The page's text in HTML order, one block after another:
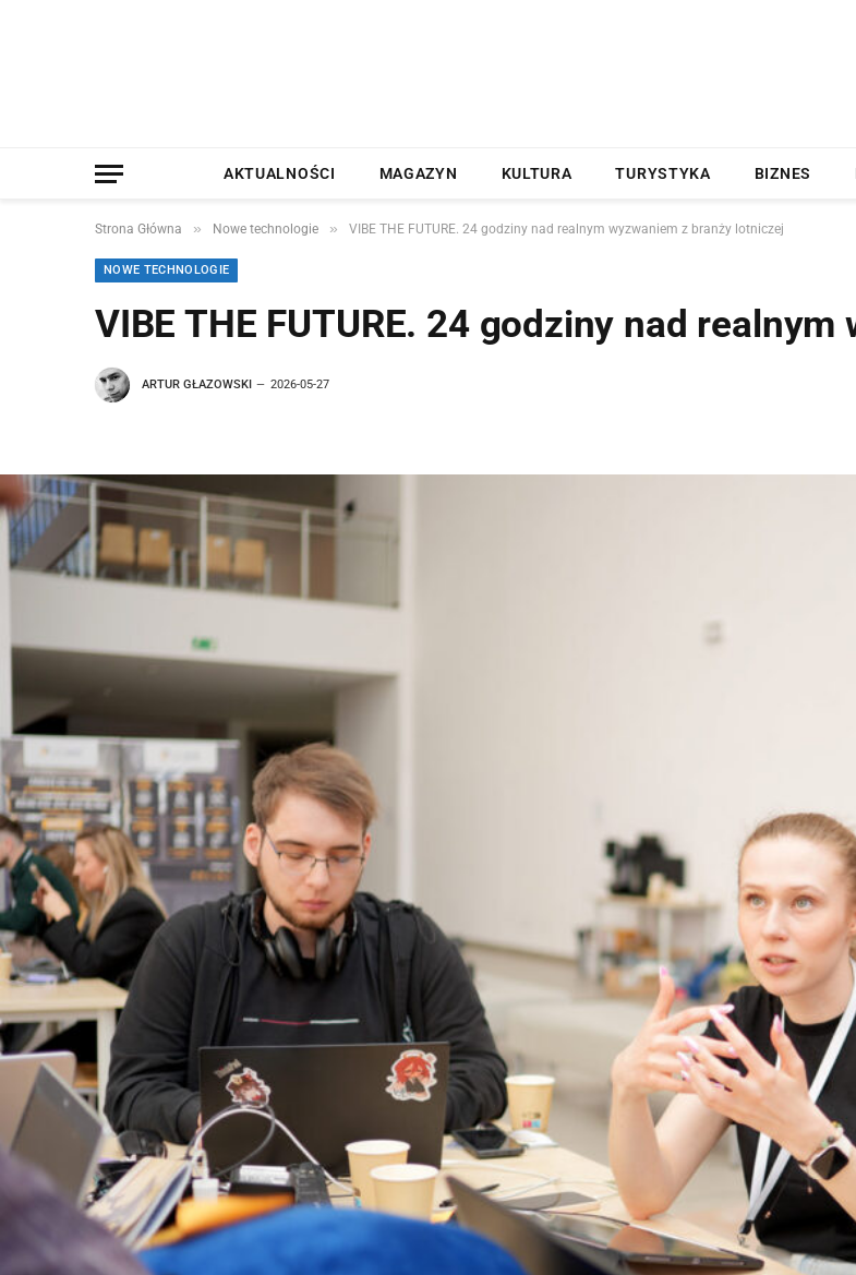
AKTUALNOŚCI MAGAZYN KULTURA TURYSTYKA BIZNES
Strona Główna » Nowe technologie » VIBE THE FUTURE. 24 godziny nad realnym wyzwaniem z branży lotniczej
NOWE TECHNOLOGIE
VIBE THE FUTURE. 24 godziny nad
ARTUR GŁAZOWSKI 2026-05-27